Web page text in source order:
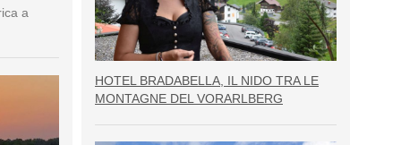
a
HOTEL BRADABELLA, IL NIDO TRA LE
MONTAGNE DEL VORARLBERG